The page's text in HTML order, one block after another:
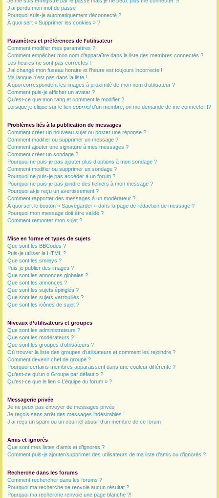
J’ai perdu mon mot de passe !
Pourquoi suis-je automatiquement déconnecté ?
À quoi sert « Supprimer les cookies » ?
Paramètres et préférences de l’utilisateur
Comment modifier mes paramètres ?
Comment empêcher mon nom d’apparaître dans la liste des membres connectés ?
Les heures ne sont pas correctes !
J’ai changé mon fuseau horaire et l’heure est toujours incorrecte !
Ma langue n’est pas dans la liste !
A quoi correspondent les images à proximité de mon nom d’utilisateur ?
Comment puis-je afficher un avatar ?
Qu’est-ce que mon rang et comment le modifier ?
Lorsque je clique sur le lien courrield’un membre, on me demande de me connecter !?
Problèmes liés à la publication de messages
Comment créer un nouveau sujet ou poster une réponse ?
Comment modifier ou supprimer un message ?
Comment ajouter une signature à mes messages ?
Comment créer un sondage ?
Pourquoi ne puis-je pas ajouter plus d’options à mon sondage ?
Comment modifier ou supprimer un sondage ?
Pourquoi ne puis-je pas accéder à un forum ?
Pourquoi ne puis-je pas joindre des fichiers à mon message ?
Pourquoi ai-je reçu un avertissement ?
Comment rapporter des messages à un modérateur ?
À quoi sert le bouton « Sauvegarder » dans la page de rédaction de message ?
Pourquoi mon message doit être validé ?
Comment remonter mon sujet ?
Mise en forme et types de sujets
Que sont les BBCodes ?
Puis-je utiliser le HTML ?
Que sont les smileys ?
Puis-je publier des images ?
Que sont les annonces globales ?
Que sont les annonces ?
Que sont les sujets épinglés ?
Que sont les sujets verrouillés ?
Que sont les icônes de sujet ?
Niveaux d’utilisateurs et groupes
Que sont les administrateurs ?
Que sont les modérateurs ?
Que sont les groupes d’utilisateurs ?
Où trouver la liste des groupes d’utilisateurs et comment les rejoindre ?
Comment devenir chef de groupe ?
Pourquoi certains membres apparaissent dans une couleur différente ?
Qu’est-ce qu’un « Groupe par défaut » ?
Qu’est-ce que le lien « L’équipe du forum » ?
Messagerie privée
Je ne peux pas envoyer de messages privés !
Je reçois sans arrêt des messages indésirables !
J’ai reçu un spam ou un courriel abusif d’un membre de ce forum !
Amis et ignorés
Que sont mes listes d’amis et d’ignorés ?
Comment puis-je ajouter/supprimer des utilisateurs de ma liste d’amis ou d’ignorés ?
Recherche dans les forums
Comment rechercher dans les forums ?
Pourquoi ma recherche ne renvoie aucun résultat ?
Pourquoi ma recherche renvoie une page blanche ?!